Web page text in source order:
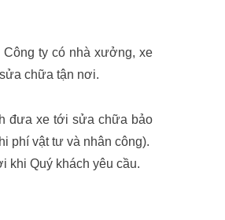
Công ty có nhà xưởng, xe
chữa tận nơi.
đưa xe tới sửa chữa bảo
phí vật tư và nhân công).
khi Quý khách yêu cầu.